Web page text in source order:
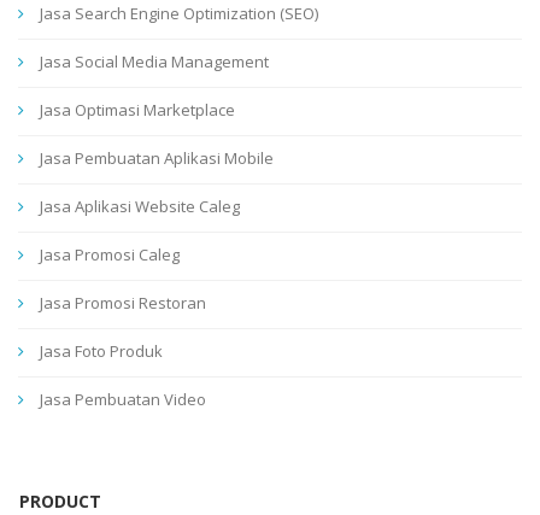
Jasa Search Engine Optimization (SEO)
Jasa Social Media Management
Jasa Optimasi Marketplace
Jasa Pembuatan Aplikasi Mobile
Jasa Aplikasi Website Caleg
Jasa Promosi Caleg
Jasa Promosi Restoran
Jasa Foto Produk
Jasa Pembuatan Video
PRODUCT